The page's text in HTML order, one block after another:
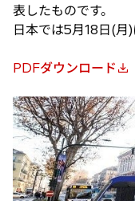
表したものです。
日本では5月18日(月)
PDFダウンロード
新
し
い
タ
ブ
で
開